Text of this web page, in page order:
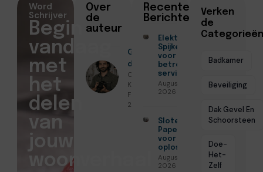
Over
de
auteur
Geschreven
door
Christiaan
Koenders ●
Februari 15,
2026
Recente
Berichten
Elektricien
Spijkenisse
voor
betrouwbare
service
Augustus 5,
2026
Slotenmaker
Papendrecht
voor veilige
oplossingen
Augustus 3,
2026
Verken
de
Categorieën
Badkamer
Beveiliging
Dak Gevel En
Schoorsteen
Doe-
Het-
Zelf
Word
Schrijver
Begin
vandaag
met
het
delen
van
jouw
woonverhaal